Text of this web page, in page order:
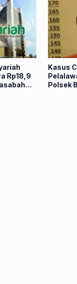
Rp18,9
Kasus
Polsek